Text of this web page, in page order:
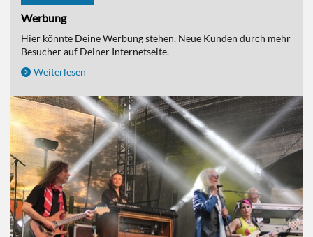
Werbung
Hier könnte Deine Werbung stehen. Neue Kunden durch mehr
Besucher auf Deiner Internetseite.
Weiterlesen